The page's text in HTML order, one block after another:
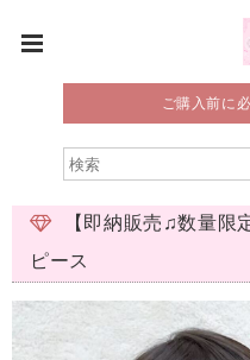
ご購入前に
【即納販売♫数量限
ピース